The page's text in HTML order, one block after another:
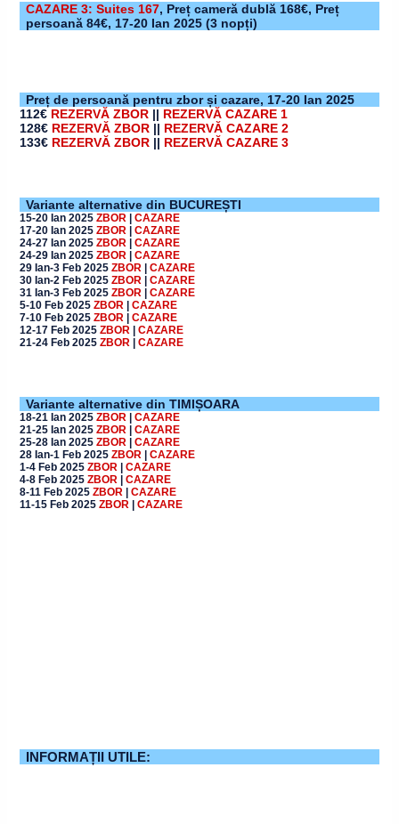
CAZARE 3: Suites 167, Preț cameră dublă 168€, Preț
persoană 84€, 17-20 Ian 2025(3 nopți)
Preț de persoană pentru zbor și cazare, 17-20 Ian 2025
112€ REZERVĂ ZBOR|| REZERVĂ CAZARE 1
128€ REZERVĂ ZBOR|| REZERVĂ CAZARE 2
133€ REZERVĂ ZBOR|| REZERVĂ CAZARE 3
Variante alternative din BUCUREȘTI
15-20 Ian 2025 ZBOR | CAZARE
17-20 Ian 2025 ZBOR | CAZARE
24-27 Ian 2025 ZBOR | CAZARE
24-29 Ian 2025 ZBOR | CAZARE
29 Ian-3 Feb 2025 ZBOR | CAZARE
30 Ian-2 Feb 2025 ZBOR | CAZARE
31 Ian-3 Feb 2025 ZBOR | CAZARE
5-10 Feb 2025 ZBOR | CAZARE
7-10 Feb 2025 ZBOR | CAZARE
12-17 Feb 2025 ZBOR | CAZARE
21-24 Feb 2025 ZBOR | CAZARE
Variante alternative din TIMIȘOARA
18-21 Ian 2025 ZBOR | CAZARE
21-25 Ian 2025 ZBOR | CAZARE
25-28 Ian 2025 ZBOR | CAZARE
28 Ian-1 Feb 2025 ZBOR | CAZARE
1-4 Feb 2025 ZBOR | CAZARE
4-8 Feb 2025 ZBOR | CAZARE
8-11 Feb 2025 ZBOR | CAZARE
11-15 Feb 2025 ZBOR | CAZARE
INFORMAȚII UTILE: